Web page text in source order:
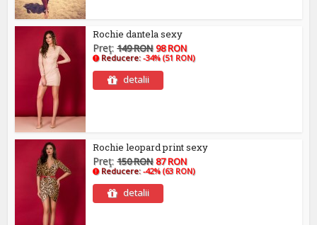
Rochie dantela sexy
Preţ:149 RON 98 RON
Reducere:-34% (51 RON)
detalii
Rochie leopard print sexy
Preţ:150 RON 87 RON
Reducere:-42% (63 RON)
detalii